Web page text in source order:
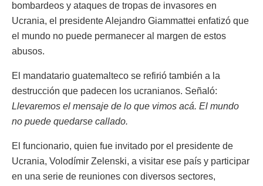
bombardeos y ataques de tropas de invasores en
Ucrania, el presidente Alejandro Giammattei enfatizó que
el mundo no puede permanecer al margen de estos
abusos.
El mandatario guatemalteco se refirió también a la
destrucción que padecen los ucranianos. Señaló:
Llevaremos el mensaje de lo que vimos acá. El mundo
no puede quedarse callado.
El funcionario, quien fue invitado por el presidente de
Ucrania, Volodímir Zelenski, a visitar ese país y participar
en una serie de reuniones con diversos sectores,